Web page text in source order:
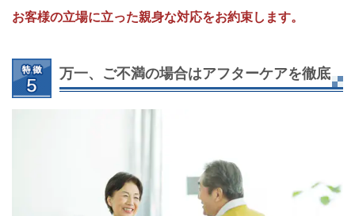
お客様の立場に立った親身な対応をお約束します。
万一、ご不満の場合はアフターケアを徹底